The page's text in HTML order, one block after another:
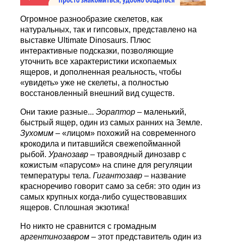
Огромное разнообразие скелетов, как
натуральных, так и гипсовых, представлено на
выставке Ultimate Dinosaurs. Плюс
интерактивные подсказки, позволяющие
уточнить все характеристики ископаемых
ящеров, и дополненная реальность, чтобы
«увидеть» уже не скелеты, а полностью
восстановленный внешний вид существ.
Они такие разные... Эораптор – маленький,
быстрый ящер, один из самых ранних на Земле.
Зухомим – «лицом» похожий на современного
крокодила и питавшийся свежепойманной
рыбой.Уранозавр – травоядный динозавр с
кожистым «парусом» на спине для регуляции
температуры тела.Гигантозавр – название
красноречиво говорит само за себя: это один из
самых крупных когда-либо существовавших
ящеров. Сплошная экзотика!
Но никто не сравнится с громадным
аргентинозавром – этот представитель один из